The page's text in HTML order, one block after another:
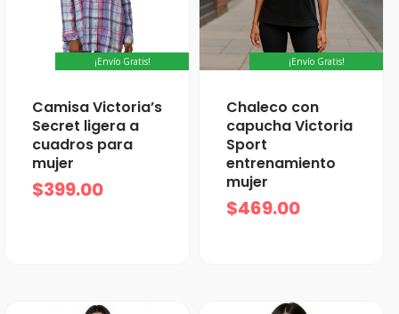
¡Envío Gratis!
Camisa Victoria’s
Secret ligera a
cuadros para
mujer
$399.00
¡Envío Gratis!
Chaleco con
capucha Victoria
Sport
entrenamiento
mujer
$469.00